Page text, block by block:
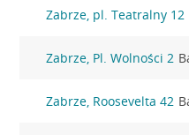
Zabrze, pl. Teatralny 12
Zabrze, Pl. Wolności 2
Zabrze, Roosevelta 42